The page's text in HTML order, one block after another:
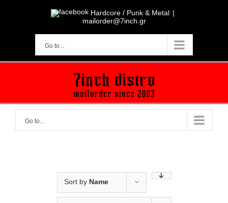
Hardcore / Punk & Metal |
mailorder@7inch.gr
Go to...
Go to...
Sort by Name